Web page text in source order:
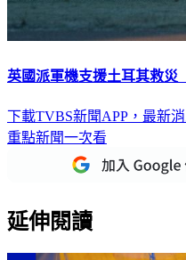
英國派軍機支援土耳其救
下載TVBS新聞APP，最新
重點新聞一次看
延伸閱讀